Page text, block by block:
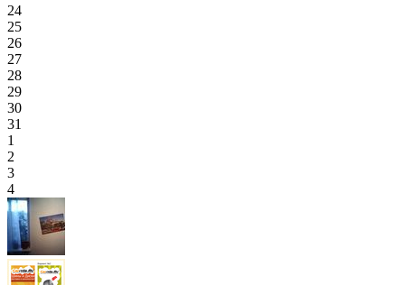
24
25
26
27
28
29
30
31
1
2
3
4